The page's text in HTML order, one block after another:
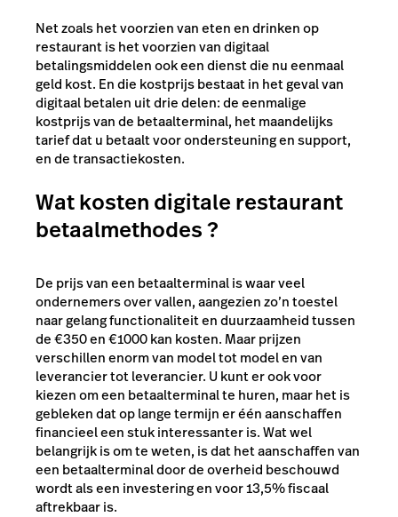
Net zoals het voorzien van eten en drinken op
restaurant is het voorzien van digitaal
betalingsmiddelen ook een dienst die nu eenmaal
geld kost. En die kostprijs bestaat in het geval van
digitaal betalen uit drie delen: de eenmalige
kostprijs van de betaalterminal, het maandelijks
tarief dat u betaalt voor ondersteuning en support,
en de transactiekosten.
Wat kosten digitale restaurant
betaalmethodes ?
De prijs van een betaalterminal is waar veel
ondernemers over vallen, aangezien zo’n toestel
naar gelang functionaliteit en duurzaamheid tussen
de €350 en €1000 kan kosten. Maar prijzen
verschillen enorm van model tot model en van
leverancier tot leverancier. U kunt er ook voor
kiezen om een betaalterminal te huren, maar het is
gebleken dat op lange termijn er één aanschaffen
financieel een stuk interessanter is. Wat wel
belangrijk is om te weten, is dat het aanschaffen van
een betaalterminal door de overheid beschouwd
wordt als een investering en voor 13,5% fiscaal
aftrekbaar is.